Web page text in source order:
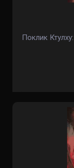
Поклик